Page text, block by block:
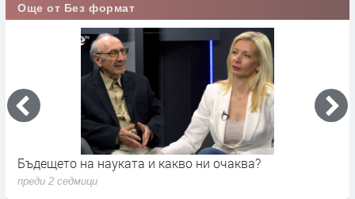
Още от Без формат
Бъдещето на науката и какво ни очаква?
преди 2 седмици